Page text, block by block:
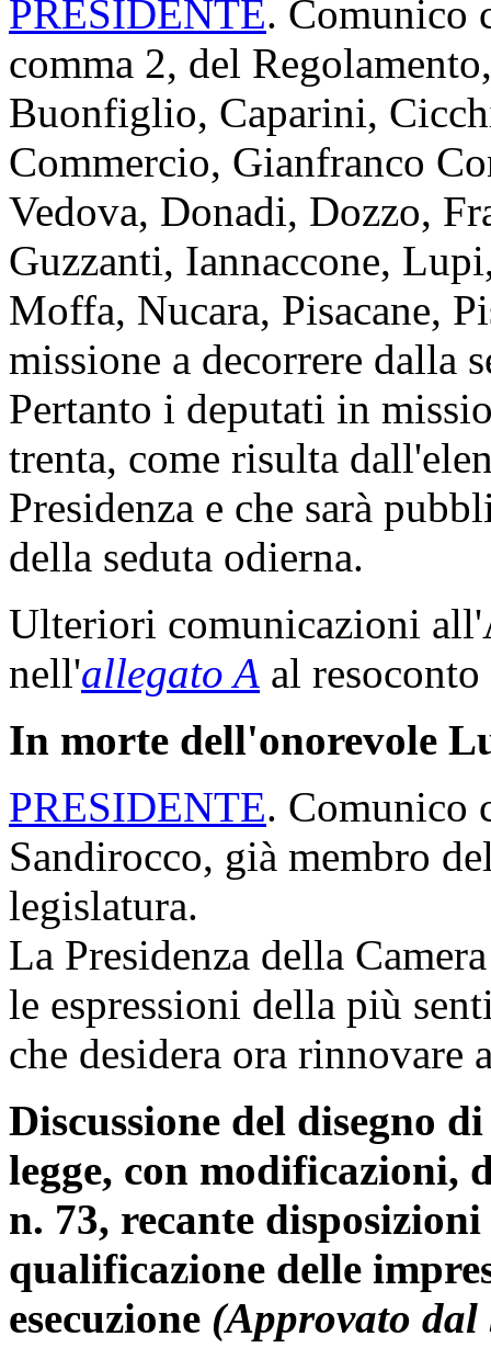
PRESIDENTE. Comunico
comma 2, del
Buonfiglio, Caparini,
Commercio, Gianfranco
Vedova, Donadi, Dozzo,
Guzzanti, Iannaccone,
Moffa, Nucara, Pisacane,
missione a decorrere dalla
Pertanto i deputati in
trenta, come risulta
Presidenza e che sarà
della seduta odierna.
Ulteriori comunicazioni
nell'allegato A al
In morte dell'onorevole
PRESIDENTE. Comunico
Sandirocco, già membro
legislatura.
La Presidenza della
le espressioni della più
che desidera ora rinnovare
Discussione del disegno
legge, con modificazioni,
n. 73, recante
qualificazione delle
esecuzione (Approvato dal